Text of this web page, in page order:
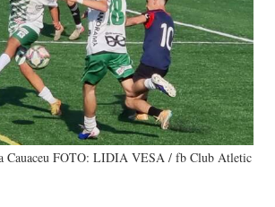
Cauaceu FOTO: LIDIA VESA / fb Club Atletic